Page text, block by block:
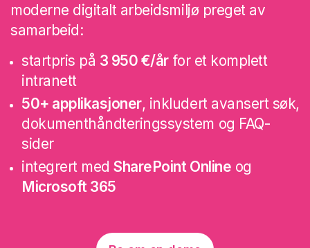
moderne digitalt arbeidsmiljø preget av
samarbeid:
startpris på 3 950 €/årfor et komplett
intranett
50+ applikasjoner, inkludert avansert søk,
dokumenthåndteringssystem og FAQ-
sider
integrert medSharePoint Online og
Microsoft 365